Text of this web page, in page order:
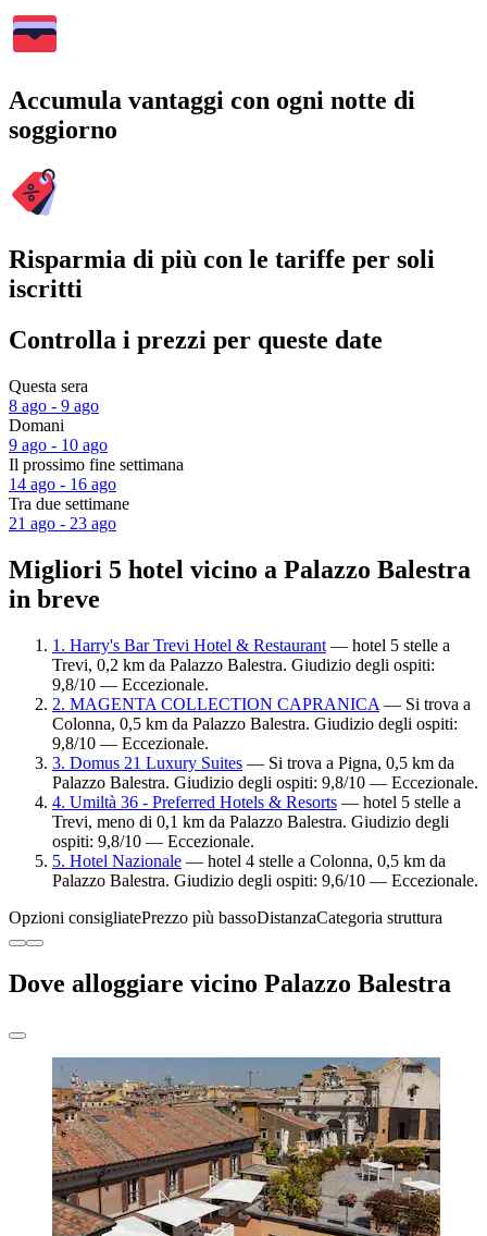
Accumula vantaggi con ogni notte di
soggiorno
Risparmia di più con le tariffe per soli
iscritti
Controlla i prezzi per queste date
Questa sera
8 ago - 9 ago
Domani
9 ago - 10 ago
Il prossimo fine settimana
14 ago - 16 ago
Tra due settimane
21 ago - 23 ago
Migliori 5 hotel vicino a Palazzo Balestra
in breve
1. Harry's Bar Trevi Hotel & Restaurant — hotel 5 stelle a
Trevi, 0,2 km da Palazzo Balestra. Giudizio degli ospiti:
9,8/10 — Eccezionale.
2. MAGENTA COLLECTION CAPRANICA — Si trova a
Colonna, 0,5 km da Palazzo Balestra. Giudizio degli ospiti:
9,8/10 — Eccezionale.
3. Domus 21 Luxury Suites — Si trova a Pigna, 0,5 km da
Palazzo Balestra. Giudizio degli ospiti: 9,8/10 — Eccezionale.
4. Umiltà 36 - Preferred Hotels & Resorts — hotel 5 stelle a
Trevi, meno di 0,1 km da Palazzo Balestra. Giudizio degli
ospiti: 9,8/10 — Eccezionale.
5. Hotel Nazionale — hotel 4 stelle a Colonna, 0,5 km da
Palazzo Balestra. Giudizio degli ospiti: 9,6/10 — Eccezionale.
Opzioni consigliatePrezzo più bassoDistanzaCategoria struttura
Dove alloggiare vicino Palazzo Balestra